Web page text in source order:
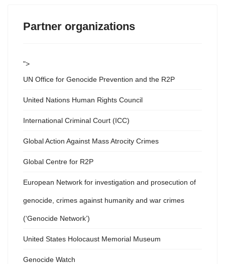
Partner organizations
">
UN Office for Genocide Prevention and the R2P
United Nations Human Rights Council
International Criminal Court (ICC)
Global Action Against Mass Atrocity Crimes
Global Centre for R2P
European Network for investigation and prosecution of
genocide, crimes against humanity and war crimes
(‘Genocide Network’)
United States Holocaust Memorial Museum
Genocide Watch